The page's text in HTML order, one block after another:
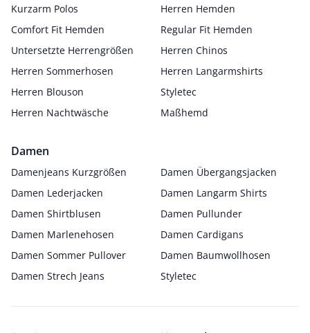
Kurzarm Polos
Herren Hemden
Comfort Fit Hemden
Regular Fit Hemden
Untersetzte Herrengrößen
Herren Chinos
Herren Sommerhosen
Herren Langarmshirts
Herren Blouson
Styletec
Herren Nachtwäsche
Maßhemd
Damen
Damenjeans Kurzgrößen
Damen Übergangsjacken
Damen Lederjacken
Damen Langarm Shirts
Damen Shirtblusen
Damen Pullunder
Damen Marlenehosen
Damen Cardigans
Damen Sommer Pullover
Damen Baumwollhosen
Damen Strech Jeans
Styletec